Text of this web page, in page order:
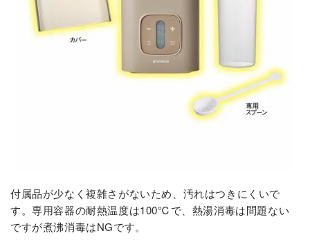
付属品が少なく複雑さがないため、汚れはつきにくいで
す。専用容器の耐熱温度は100℃で、熱湯消毒は問題ない
ですが煮沸消毒はNGです。